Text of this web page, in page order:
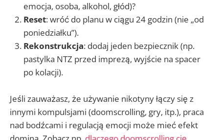
emocja, osoba, alkohol, głód)?
Reset: wróć do planu w ciągu 24 godzin (nie „od
poniedziałku”).
Rekonstrukcja: dodaj jeden bezpiecznik (np.
pastylka NTZ przed imprezą, wyjście na spacer
po kolacji).
Jeśli zauważasz, że używanie nikotyny łączy się z
innymi kompulsjami (doomscrolling, gry, itp.), praca
nad bodźcami i regulacją emocji może mieć efekt